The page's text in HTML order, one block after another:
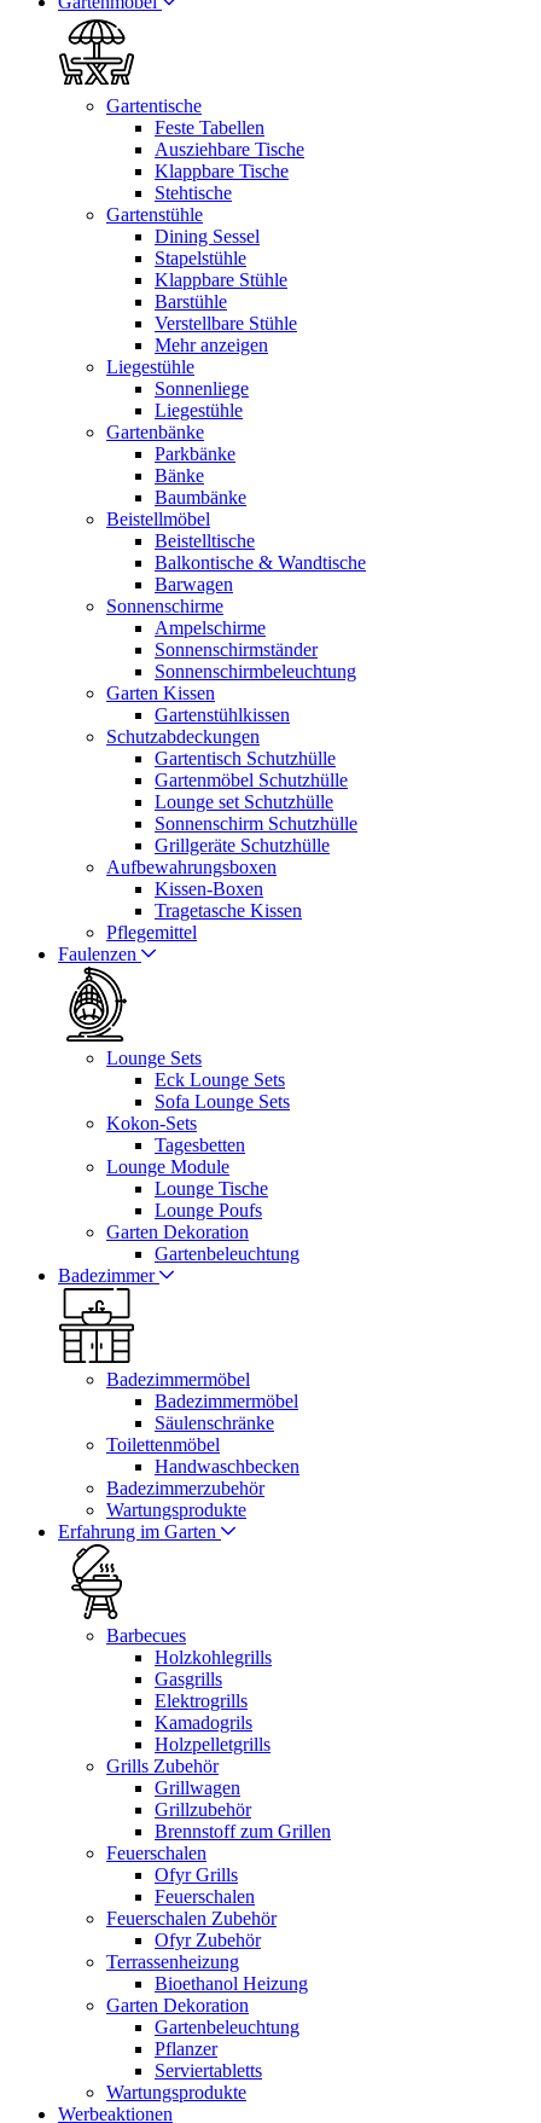
Gartentische
Feste Tabellen
Ausziehbare Tische
Klappbare Tische
Stehtische
Gartenstühle
Dining Sessel
Stapelstühle
Klappbare Stühle
Barstühle
Verstellbare Stühle
Mehr anzeigen
Liegestühle
Sonnenliege
Liegestühle
Gartenbänke
Parkbänke
Bänke
Baumbänke
Beistellmöbel
Beistelltische
Balkontische & Wandtische
Barwagen
Sonnenschirme
Ampelschirme
Sonnenschirmständer
Sonnenschirmbeleuchtung
Garten Kissen
Gartenstühlkissen
Schutzabdeckungen
Gartentisch Schutzhülle
Gartenmöbel Schutzhülle
Lounge set Schutzhülle
Sonnenschirm Schutzhülle
Grillgeräte Schutzhülle
Aufbewahrungsboxen
Kissen-Boxen
Tragetasche Kissen
Pflegemittel
Faulenzen
Lounge Sets
Eck Lounge Sets
Sofa Lounge Sets
Kokon-Sets
Tagesbetten
Lounge Module
Lounge Tische
Lounge Poufs
Garten Dekoration
Gartenbeleuchtung
Badezimmer
Badezimmermöbel
Badezimmermöbel
Säulenschränke
Toilettenmöbel
Handwaschbecken
Badezimmerzubehör
Wartungsprodukte
Erfahrung im Garten
Barbecues
Holzkohlegrills
Gasgrills
Elektrogrills
Kamadogrils
Holzpelletgrills
Grills Zubehör
Grillwagen
Grillzubehör
Brennstoff zum Grillen
Feuerschalen
Ofyr Grills
Feuerschalen
Feuerschalen Zubehör
Ofyr Zubehör
Terrassenheizung
Bioethanol Heizung
Garten Dekoration
Gartenbeleuchtung
Pflanzer
Serviertabletts
Wartungsprodukte
Werbeaktionen